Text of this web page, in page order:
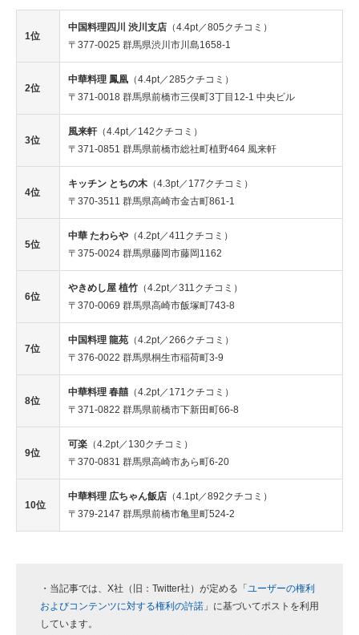
1位
中国料理四川 渋川支店 （4.4pt／805クチコミ）
〒377-0025 群馬県渋川市川島1658-1
2位
中華料理 鳳凰 （4.4pt／285クチコミ）
〒371-0018 群馬県前橋市三俣町3丁目12-1 中央ビル
3位
風来軒 （4.4pt／142クチコミ）
〒371-0851 群馬県前橋市総社町植野464 風来軒
4位
キッチン とちの木 （4.3pt／177クチコミ）
〒370-3511 群馬県高崎市金古町861-1
5位
中華 たわらや （4.2pt／411クチコミ）
〒375-0024 群馬県藤岡市藤岡1162
6位
やきめし屋 植竹 （4.2pt／311クチコミ）
〒370-0069 群馬県高崎市飯塚町743-8
7位
中国料理 龍苑 （4.2pt／266クチコミ）
〒376-0022 群馬県桐生市稲荷町3-9
8位
中華料理 春囍 （4.2pt／171クチコミ）
〒371-0822 群馬県前橋市下新田町66-8
9位
可楽 （4.2pt／130クチコミ）
〒370-0831 群馬県高崎市あら町6-20
10位
中華料理 広ちゃん飯店 （4.1pt／892クチコミ）
〒379-2147 群馬県前橋市亀里町524-2
・当記事では、X社（旧：Twitter社）が定める「 ユーザーの権利
およびコンテンツに対する権利の許諾 」に基づいてポストを利用
しています。